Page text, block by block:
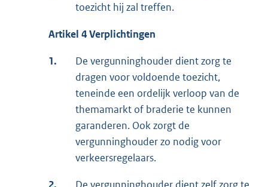
toezicht hij zal treffen.
Artikel 4 Verplichtingen
1.
De vergunninghouder dient zorg te
dragen voor voldoende toezicht,
teneinde een ordelijk verloop van de
themamarkt of braderie te kunnen
garanderen. Ook zorgt de
vergunninghouder zo nodig voor
verkeersregelaars.